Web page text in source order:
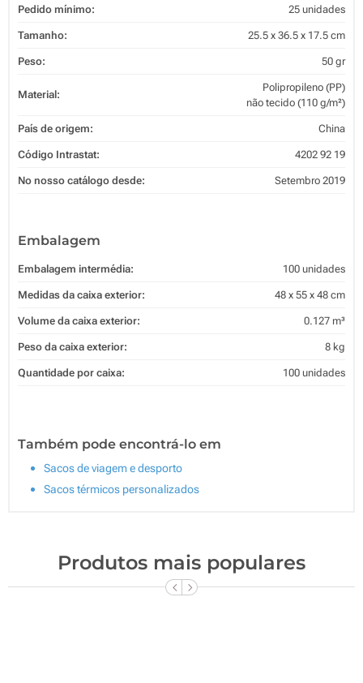
Pedido mínimo: 25 unidades
Tamanho: 25.5 x 36.5 x 17.5 cm
Peso: 50 gr
Material:
Polipropileno (PP)
não tecido (110 g/m²)
País de origem: China
Código Intrastat: 4202 92 19
No nosso catálogo desde: Setembro 2019
Embalagem
Embalagem intermédia: 100 unidades
Medidas da caixa exterior: 48 x 55 x 48 cm
Volume da caixa exterior: 0.127 m³
Peso da caixa exterior: 8 kg
Quantidade por caixa: 100 unidades
Também pode encontrá-lo em
Sacos de viagem e desporto
Sacos térmicos personalizados
Produtos mais populares